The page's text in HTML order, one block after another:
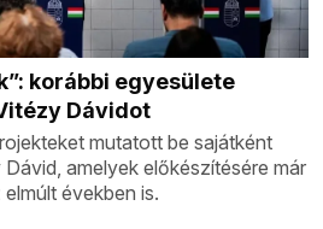
korábbi egyesülete
Dávidot
mutatott be sajátként
amelyek előkészítésére már
években is.